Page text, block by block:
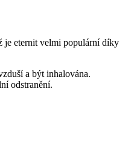
je eternit velmi populární díky
a být inhalována.
odstranění.